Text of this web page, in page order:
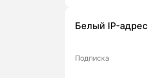
Белый IP-адрес
Подписка